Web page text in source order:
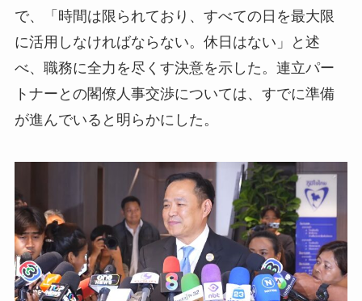
で、「時間は限られており、すべての日を最大限
に活用しなければならない。休日はない」と述
べ、職務に全力を尽くす決意を示した。連立パー
トナーとの閣僚人事交渉については、すでに準備
が進んでいると明らかにした。